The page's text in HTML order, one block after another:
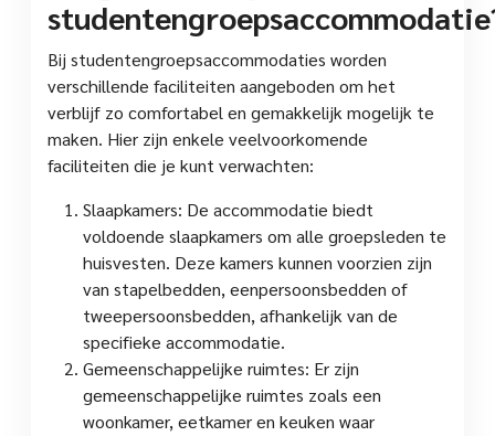
Bij studentengroepsaccommodaties worden
verschillende faciliteiten aangeboden om het
verblijf zo comfortabel en gemakkelijk mogelijk te
maken. Hier zijn enkele veelvoorkomende
faciliteiten die je kunt verwachten:
Slaapkamers: De accommodatie biedt
voldoende slaapkamers om alle groepsleden te
huisvesten. Deze kamers kunnen voorzien zijn
van stapelbedden, eenpersoonsbedden of
tweepersoonsbedden, afhankelijk van de
specifieke accommodatie.
Gemeenschappelijke ruimtes: Er zijn
gemeenschappelijke ruimtes zoals een
woonkamer, eetkamer en keuken waar